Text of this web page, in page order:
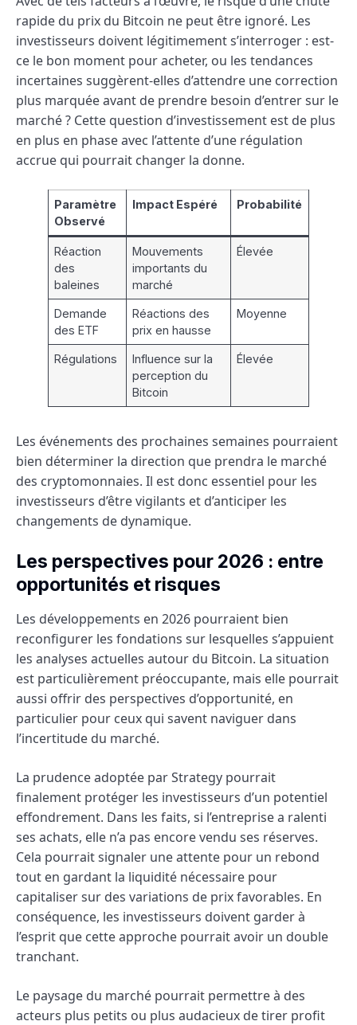
rapide du prix du Bitcoin ne peut être ignoré. Les
investisseurs doivent légitimement s’interroger : est-
ce le bon moment pour acheter, ou les tendances
incertaines suggèrent-elles d’attendre une correction
plus marquée avant de prendre besoin d’entrer sur le
marché ? Cette question d’investissement est de plus
en plus en phase avec l’attente d’une régulation
accrue qui pourrait changer la donne.
Paramètre
Observé
Impact Espéré Probabilité
Réaction
des
baleines
Mouvements
importants du
marché
Élevée
Demande
des ETF
Réactions des
prix en hausse
Moyenne
Régulations
Influence sur la
perception du
Bitcoin
Élevée
Les événements des prochaines semaines pourraient
bien déterminer la direction que prendra le marché
des cryptomonnaies. Il est donc essentiel pour les
investisseurs d’être vigilants et d’anticiper les
changements de dynamique.
Les perspectives pour 2026 : entre
opportunités et risques
Les développements en 2026 pourraient bien
reconfigurer les fondations sur lesquelles s’appuient
les analyses actuelles autour du Bitcoin. La situation
est particulièrement préoccupante, mais elle pourrait
aussi offrir des perspectives d’opportunité, en
particulier pour ceux qui savent naviguer dans
l’incertitude du marché.
La prudence adoptée par Strategy pourrait
finalement protéger les investisseurs d’un potentiel
effondrement. Dans les faits, si l’entreprise a ralenti
ses achats, elle n’a pas encore vendu ses réserves.
Cela pourrait signaler une attente pour un rebond
tout en gardant la liquidité nécessaire pour
capitaliser sur des variations de prix favorables. En
conséquence, les investisseurs doivent garder à
l’esprit que cette approche pourrait avoir un double
tranchant.
Le paysage du marché pourrait permettre à des
acteurs plus petits ou plus audacieux de tirer profit